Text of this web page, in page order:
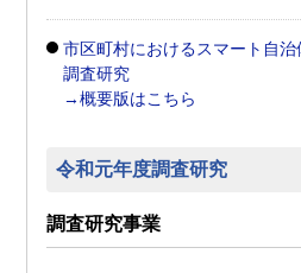
市区町村におけるスマート自
調査研究
→概要版はこちら
令和元年度調査研究
調査研究事業